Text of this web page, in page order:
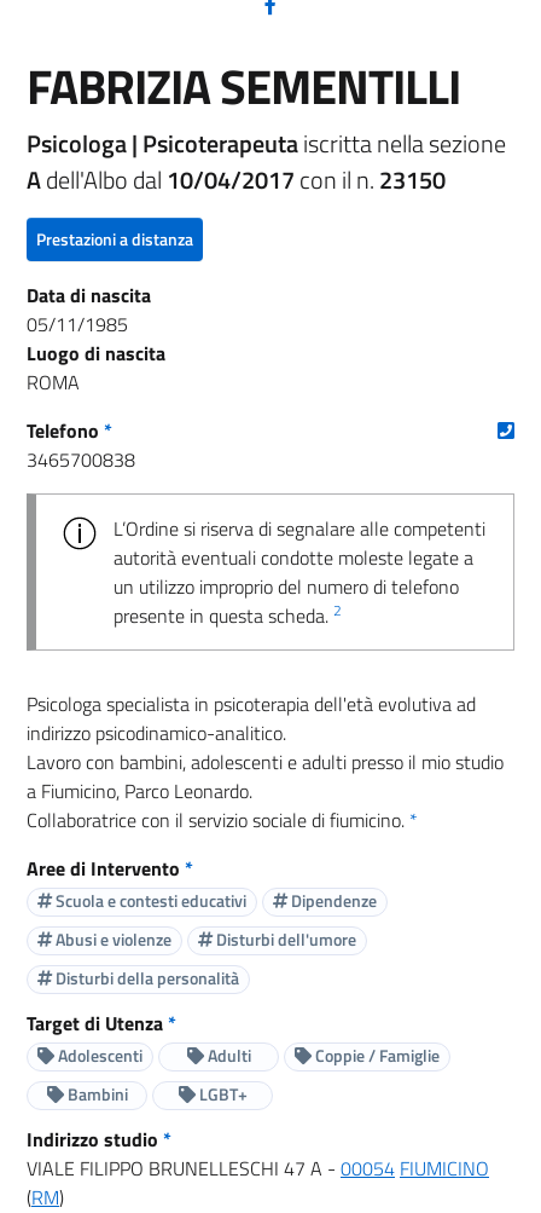
FABRIZIA SEMENTILLI
Psicologa | Psicoterapeutaiscritta nella sezione
Adell'Albo dal 10/04/2017con il n.23150
Prestazioni a distanza
Data di nascita
05/11/1985
Luogo di nascita
ROMA
Telefono *
3465700838
L’Ordine si riserva di segnalare alle competenti
autorità eventuali condotte moleste legate a
un utilizzo improprio del numero di telefono
presente in questa scheda. 2
Psicologa specialista in psicoterapia dell'età evolutiva ad
indirizzo psicodinamico-analitico.
Lavoro con bambini, adolescenti e adulti presso il mio studio
a Fiumicino, Parco Leonardo.
Collaboratrice con il servizio sociale di fiumicino. *
Aree di Intervento *
Scuola e contesti educativi
Dipendenze
Abusi e violenze
Disturbi dell'umore
Disturbi della personalità
Target di Utenza*
Adolescenti Adulti
Coppie / Famiglie
Bambini
LGBT+
Indirizzo studio *
VIALE FILIPPO BRUNELLESCHI 47 A - 00054 FIUMICINO
(RM)